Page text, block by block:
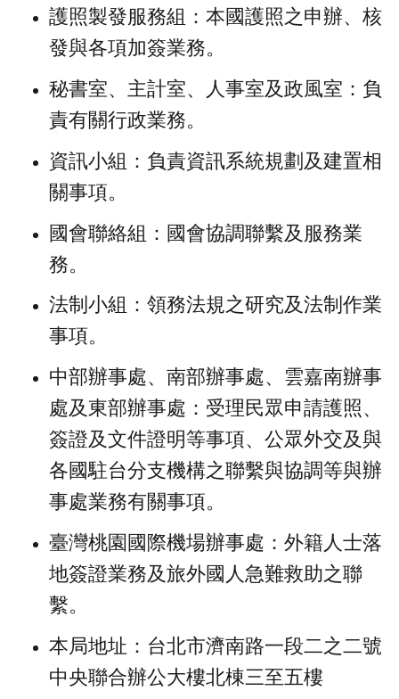
護照製發服務組：本國護照之申辦、核
發與各項加簽業務。
秘書室、主計室、人事室及政風室：負
責有關行政業務。
資訊小組：負責資訊系統規劃及建置相
關事項。
國會聯絡組：國會協調聯繫及服務業
務。
法制小組：領務法規之研究及法制作業
事項。
中部辦事處、南部辦事處、雲嘉南辦事
處及東部辦事處：受理民眾申請護照、
簽證及文件證明等事項、公眾外交及與
各國駐台分支機構之聯繫與協調等與辦
事處業務有關事項。
臺灣桃園國際機場辦事處：外籍人士落
地簽證業務及旅外國人急難救助之聯
繫。
本局地址：台北市濟南路一段二之二號
中央聯合辦公大樓北棟三至五樓